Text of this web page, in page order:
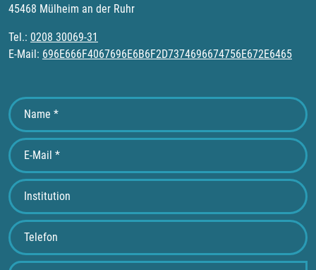
45468 Mülheim an der Ruhr
Tel.: 0208 30069-31
E-Mail: 696E666F4067696E6B6F2D7374696674756E672E6465